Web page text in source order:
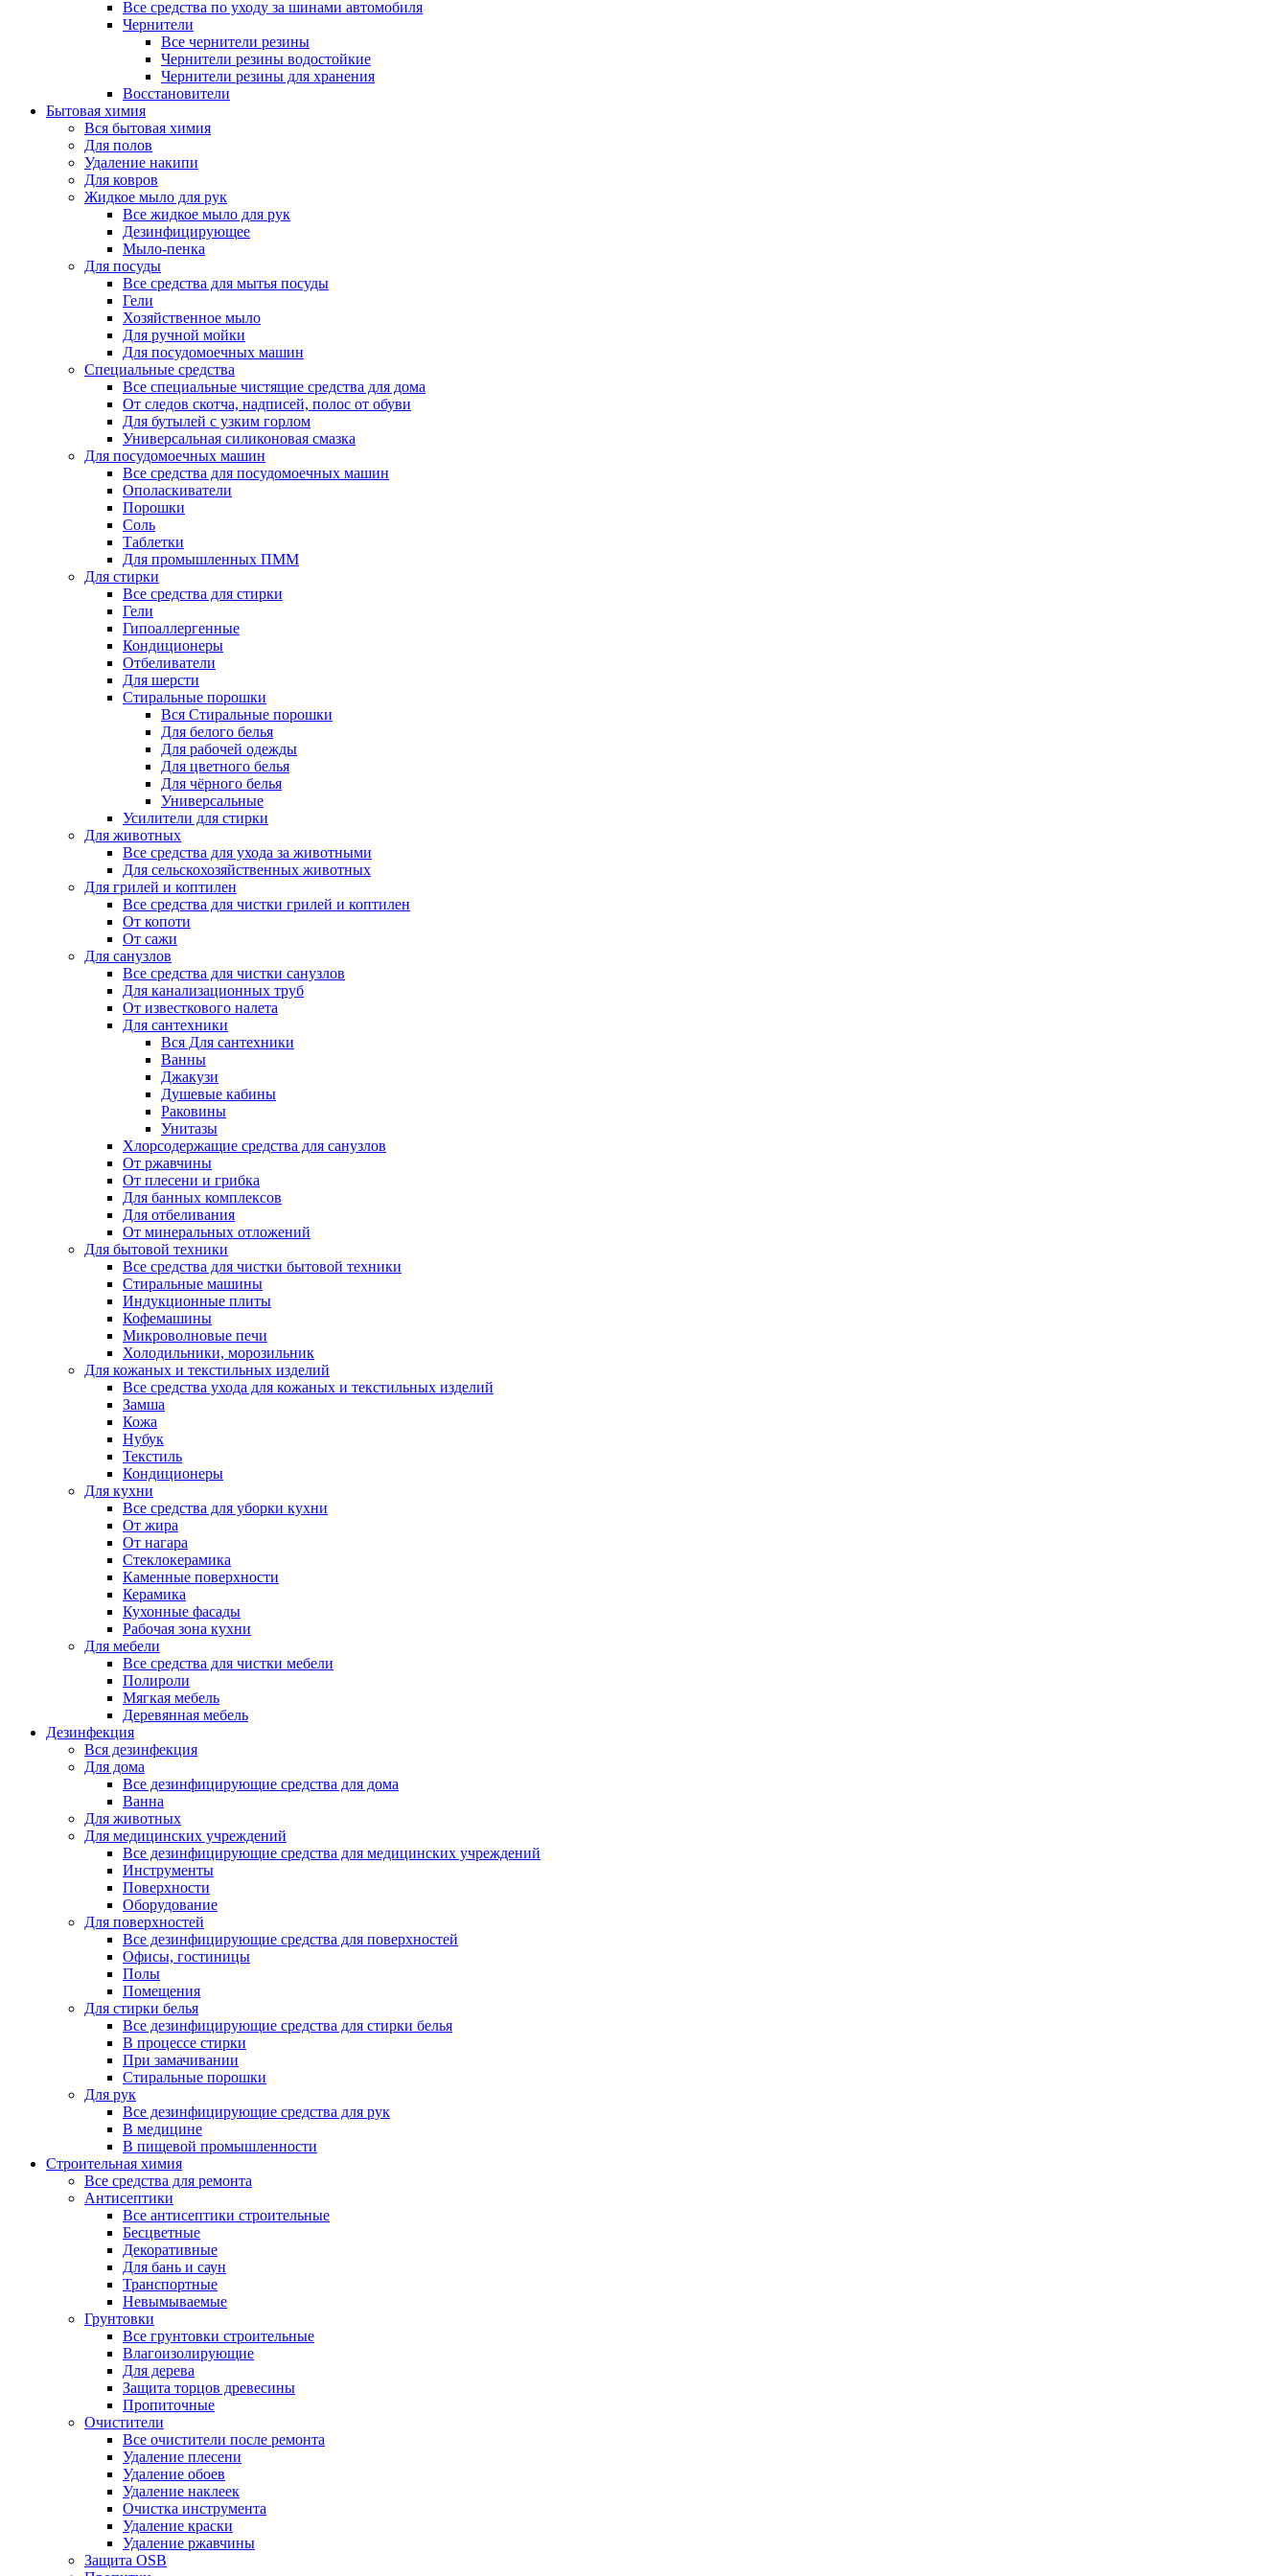
Все средства по уходу за шинами автомобиля
Чернители
Все чернители резины
Чернители резины водостойкие
Чернители резины для хранения
Восстановители
Бытовая химия
Вся бытовая химия
Для полов
Удаление накипи
Для ковров
Жидкое мыло для рук
Все жидкое мыло для рук
Дезинфицирующее
Мыло-пенка
Для посуды
Все средства для мытья посуды
Гели
Хозяйственное мыло
Для ручной мойки
Для посудомоечных машин
Специальные средства
Все специальные чистящие средства для дома
От следов скотча, надписей, полос от обуви
Для бутылей с узким горлом
Универсальная силиконовая смазка
Для посудомоечных машин
Все средства для посудомоечных машин
Ополаскиватели
Порошки
Соль
Таблетки
Для промышленных ПММ
Для стирки
Все средства для стирки
Гели
Гипоаллергенные
Кондиционеры
Отбеливатели
Для шерсти
Стиральные порошки
Вся Стиральные порошки
Для белого белья
Для рабочей одежды
Для цветного белья
Для чёрного белья
Универсальные
Усилители для стирки
Для животных
Все средства для ухода за животными
Для сельскохозяйственных животных
Для грилей и коптилен
Все средства для чистки грилей и коптилен
От копоти
От сажи
Для санузлов
Все средства для чистки санузлов
Для канализационных труб
От известкового налета
Для сантехники
Вся Для сантехники
Ванны
Джакузи
Душевые кабины
Раковины
Унитазы
Хлорсодержащие средства для санузлов
От ржавчины
От плесени и грибка
Для банных комплексов
Для отбеливания
От минеральных отложений
Для бытовой техники
Все средства для чистки бытовой техники
Стиральные машины
Индукционные плиты
Кофемашины
Микроволновые печи
Холодильники, морозильник
Для кожаных и текстильных изделий
Все средства ухода для кожаных и текстильных изделий
Замша
Кожа
Нубук
Текстиль
Кондиционеры
Для кухни
Все средства для уборки кухни
От жира
От нагара
Стеклокерамика
Каменные поверхности
Керамика
Кухонные фасады
Рабочая зона кухни
Для мебели
Все средства для чистки мебели
Полироли
Мягкая мебель
Деревянная мебель
Дезинфекция
Вся дезинфекция
Для дома
Все дезинфицирующие средства для дома
Ванна
Для животных
Для медицинских учреждений
Все дезинфицирующие средства для медицинских учреждений
Инструменты
Поверхности
Оборудование
Для поверхностей
Все дезинфицирующие средства для поверхностей
Офисы, гостиницы
Полы
Помещения
Для стирки белья
Все дезинфицирующие средства для стирки белья
В процессе стирки
При замачивании
Стиральные порошки
Для рук
Все дезинфицирующие средства для рук
В медицине
В пищевой промышленности
Строительная химия
Все средства для ремонта
Антисептики
Все антисептики строительные
Бесцветные
Декоративные
Для бань и саун
Транспортные
Невымываемые
Грунтовки
Все грунтовки строительные
Влагоизолирующие
Для дерева
Защита торцов древесины
Пропиточные
Очистители
Все очистители после ремонта
Удаление плесени
Удаление обоев
Удаление наклеек
Очистка инструмента
Удаление краски
Удаление ржавчины
Защита OSB